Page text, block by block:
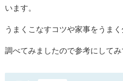
います。
うまくこなすコツや家事をうま
調べてみましたので参考にしてみ